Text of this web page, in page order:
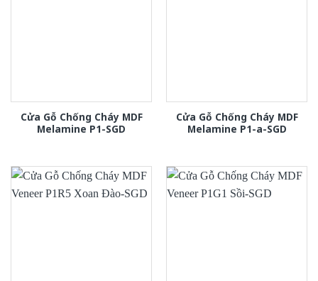
Cửa Gỗ Chống Cháy MDF
Melamine P1-SGD
Cửa Gỗ Chống Cháy MDF
Melamine P1-a-SGD